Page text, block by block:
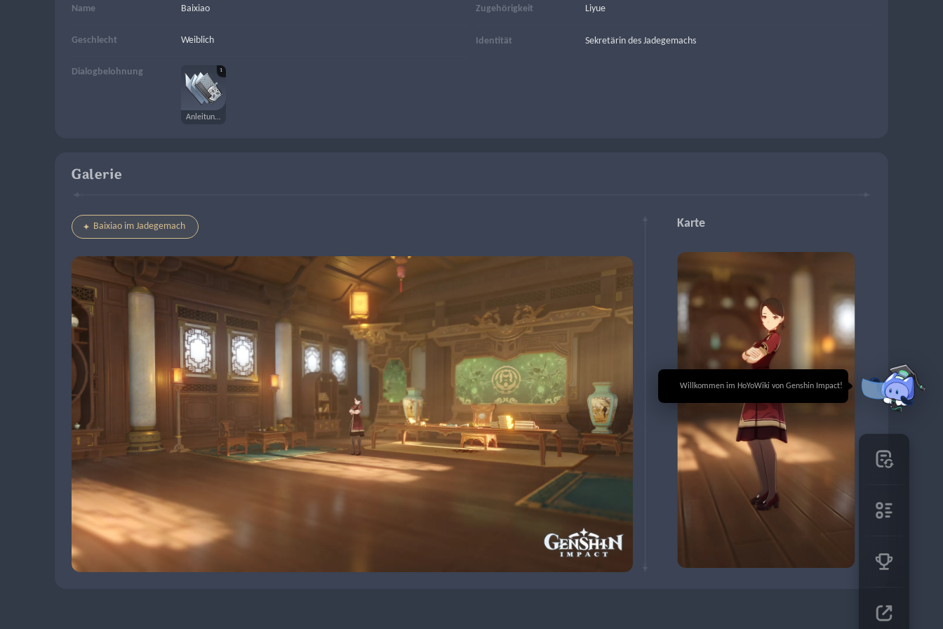
🎉 Willkommen im HoYoWiki von Genshin Impact!
Name Baixiao Zugehörigkeit Liyue
Geschlecht Weiblich Identität Sekretärin des Jadegemachs
Dialogbelohnung 1
Anleitung zum „Gold“
Galerie
Baixiao im Jadegemach Karte